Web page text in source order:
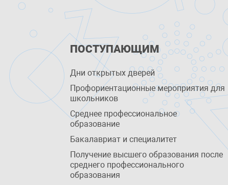
ПОСТУПАЮЩИМ
Дни открытых дверей
Профориентационные мероприятия для
школьников
Среднее профессиональное
образование
Бакалавриат и специалитет
Получение высшего образования после
среднего профессионального
образования